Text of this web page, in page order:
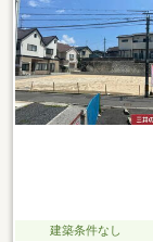
建築条件なし